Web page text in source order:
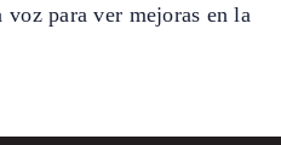
para ver mejoras en la